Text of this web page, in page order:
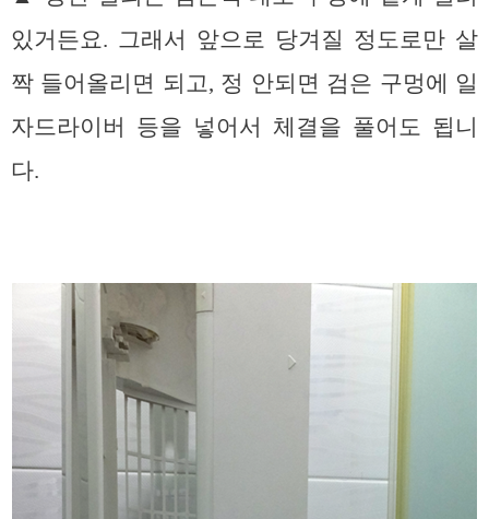
있거든요. 그래서 앞으로 당겨질 정도로만 살
짝 들어올리면 되고, 정 안되면 검은 구멍에 일
자드라이버 등을 넣어서 체결을 풀어도 됩니
다.